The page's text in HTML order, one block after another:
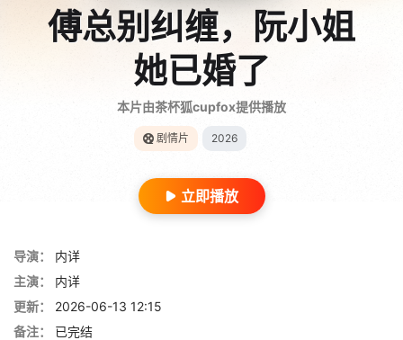
傅总别纠缠，阮小姐
她已婚了
本片由茶杯狐cupfox提供播放
剧情片 2026
立即播放
导演：
内详
主演：
内详
更新：
2026-06-13 12:15
备注：
已完结